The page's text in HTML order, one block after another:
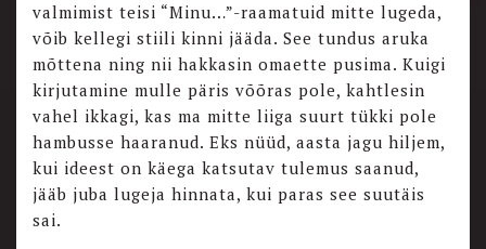
valmimist teisi “Minu…”-raamatuid mitte lugeda,
võib kellegi stiili kinni jääda. See tundus aruka
mõttena ning nii hakkasin omaette pusima. Kuigi
kirjutamine mulle päris võõras pole, kahtlesin
vahel ikkagi, kas ma mitte liiga suurt tükki pole
hambusse haaranud. Eks nüüd, aasta jagu hiljem,
kui ideest on käega katsutav tulemus saanud,
jääb juba lugeja hinnata, kui paras see suutäis
sai.